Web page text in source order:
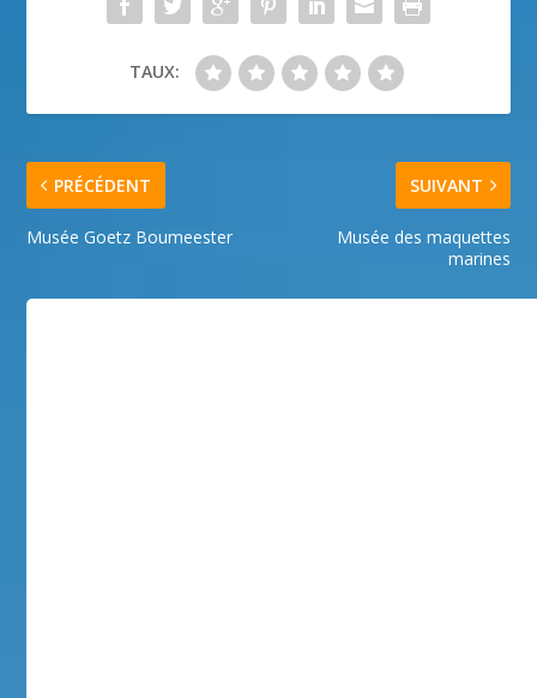
TAUX:
PRÉCÉDENT
Musée Goetz Boumeester
SUIVANT
Musée des maquettes
marines